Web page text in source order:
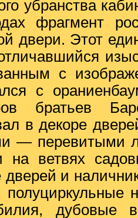
убранства
фрагмент
двери. Этот
с
с
братьев
в декоре
— перевитыми
на ветвях
дверей и
дубовые